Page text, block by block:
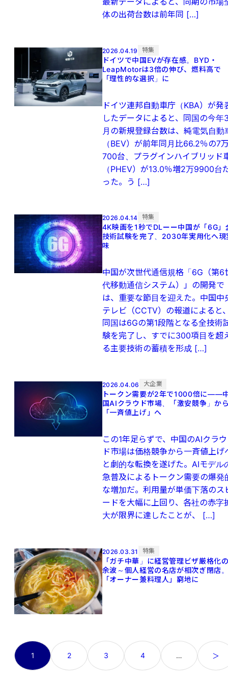
体の出荷台数は前年同 […]
2026.04.19 特集
ドイツで中国EVが存在感。BYD・
LeapMotorは3倍の伸び、燃料高で
「理性的な選択」に
ドイツ連邦自動車庁（KBA）が発
したデータによると、同国の今年
月の新規登録台数は、純電気自動
（BEV）が前年同月比66.2％の7
700台、プラグインハイブリッド
（PHEV）が13.0％増2万9900台
った。う […]
2026.04.14 特集
4K映画を1秒でDLーー中国が「6G」
技術試験を完了、2030年実用化へ現
味
中国が次世代通信規格「6G（第6
代移動通信システム）」の開発で
は、重要な節目を迎えた。中国中
テレビ（CCTV）の報道によると
同国は6Gの第1段階となる全技術
験を完了し、すでに300項目を超
る主要技術の蓄積を形成 […]
2026.04.06 大企業
トークン需要が2年で1000倍に——
国AIクラウド市場、「激安競争」か
「一斉値上げ」へ
この1年足らずで、中国のAIクラウ
ド市場は価格競争から一斉値上げ
と劇的な転換を遂げた。AIモデル
急普及によるトークン需要の爆発
な増加だ。利用量が単価下落のス
ードを大幅に上回り、各社の赤字
大が限界に達したことが、 […]
2026.03.31 特集
「ガチ中華」に経営管理ビザ厳格化
余波～個人経営の名店が相次ぎ閉店
「オーナー兼料理人」窮地に
投
稿
1 2 3 4 … ＞